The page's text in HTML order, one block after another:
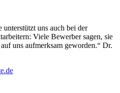
unterstützt uns auch bei der
Viele Bewerber sagen, sie
uns aufmerksam geworden.“ Dr.